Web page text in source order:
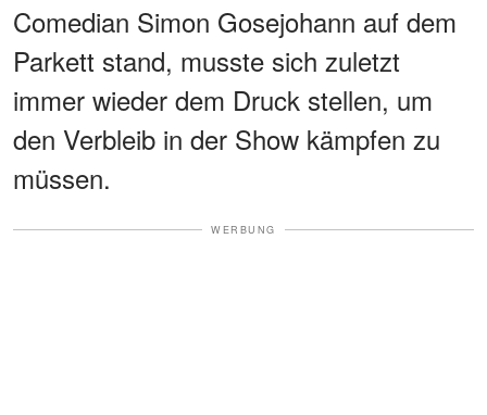
Comedian Simon Gosejohann auf dem
Parkett stand, musste sich zuletzt
immer wieder dem Druck stellen, um
den Verbleib in der Show kämpfen zu
müssen.
WERBUNG